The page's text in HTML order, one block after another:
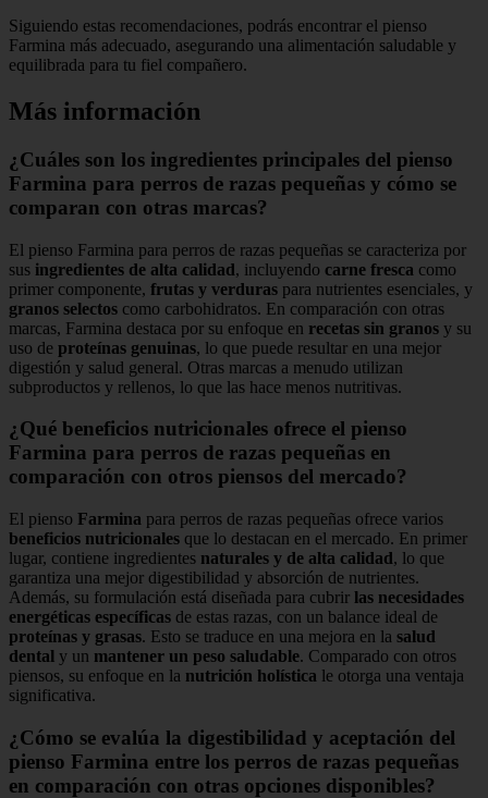
Siguiendo estas recomendaciones, podrás encontrar el pienso
Farmina más adecuado, asegurando una alimentación saludable y
equilibrada para tu fiel compañero.
Más información
¿Cuáles son los ingredientes principales del pienso
Farmina para perros de razas pequeñas y cómo se
comparan con otras marcas?
El pienso Farmina para perros de razas pequeñas se caracteriza por
sus ingredientes de alta calidad, incluyendo carne fresca como
primer componente, frutas y verduras para nutrientes esenciales, y
granos selectos como carbohidratos. En comparación con otras
marcas, Farmina destaca por su enfoque en recetas sin granos y su
uso de proteínas genuinas, lo que puede resultar en una mejor
digestión y salud general. Otras marcas a menudo utilizan
subproductos y rellenos, lo que las hace menos nutritivas.
¿Qué beneficios nutricionales ofrece el pienso
Farmina para perros de razas pequeñas en
comparación con otros piensos del mercado?
El pienso Farmina para perros de razas pequeñas ofrece varios
beneficios nutricionales que lo destacan en el mercado. En primer
lugar, contiene ingredientes naturales y de alta calidad, lo que
garantiza una mejor digestibilidad y absorción de nutrientes.
Además, su formulación está diseñada para cubrir las necesidades
energéticas específicas de estas razas, con un balance ideal de
proteínas y grasas. Esto se traduce en una mejora en la salud
dental y un mantener un peso saludable. Comparado con otros
piensos, su enfoque en la nutrición holística le otorga una ventaja
significativa.
¿Cómo se evalúa la digestibilidad y aceptación del
pienso Farmina entre los perros de razas pequeñas
en comparación con otras opciones disponibles?